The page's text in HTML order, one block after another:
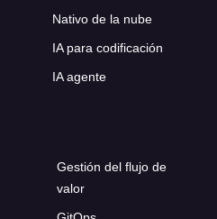
Nativo de la nube
IA para codificación
IA agente
Gestión del flujo de
valor